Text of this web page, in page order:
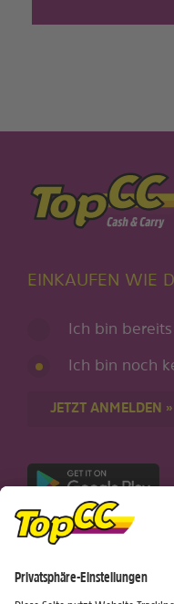
EINKAUFEN WIE
Ich bin
Ich bin noch
JETZT ANMELDEN »
Nur für Android-Geräte
Wochen Hits